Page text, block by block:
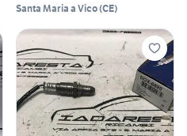
Santa Maria a Vico(CE)